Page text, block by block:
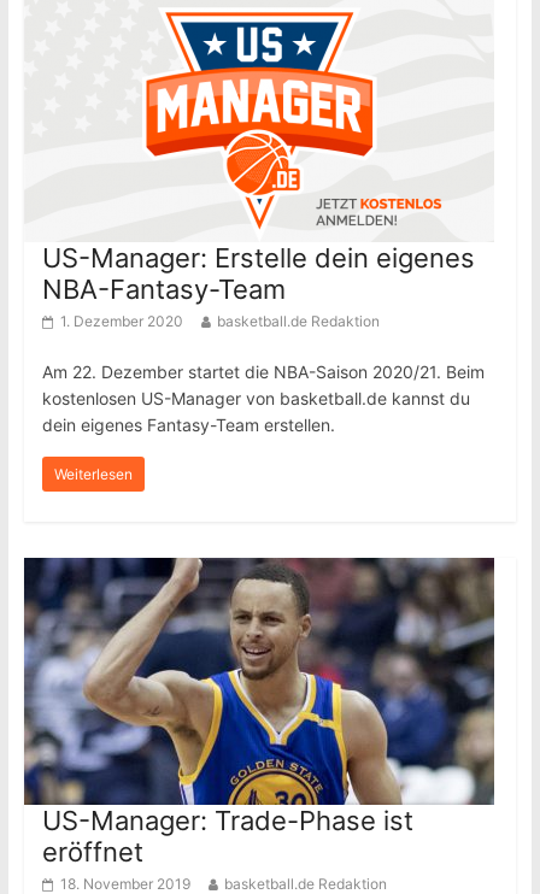
US-Manager: Erstelle dein eigenes
NBA-Fantasy-Team
1. Dezember 2020 basketball.de Redaktion
Am 22. Dezember startet die NBA-Saison 2020/21. Beim
kostenlosen US-Manager von basketball.de kannst du
dein eigenes Fantasy-Team erstellen.
Weiterlesen
US-Manager: Trade-Phase ist
eröffnet
18. November 2019 basketball.de Redaktion